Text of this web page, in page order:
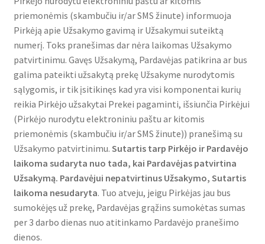
priemonėmis (skambučiu ir/ar SMS žinute) informuoja
Pirkėją apie Užsakymo gavimą ir Užsakymui suteiktą
numerį. Toks pranešimas dar nėra laikomas Užsakymo
patvirtinimu. Gavęs Užsakymą, Pardavėjas patikrina ar bus
galima pateikti užsakytą prekę Užsakyme nurodytomis
sąlygomis, ir tik įsitikinęs kad yra visi komponentai kurių
reikia Pirkėjo užsakytai Prekei pagaminti, išsiunčia Pirkėjui
(Pirkėjo nurodytu elektroniniu paštu ar kitomis
priemonėmis (skambučiu ir/ar SMS žinute)) pranešimą su
Užsakymo patvirtinimu. Sutartis tarp Pirkėjo ir Pardavėjo
laikoma sudaryta nuo tada, kai Pardavėjas patvirtina
Užsakymą. Pardavėjui nepatvirtinus Užsakymo, Sutartis
laikoma nesudaryta. Tuo atveju, jeigu Pirkėjas jau bus
sumokėjęs už prekę, Pardavėjas grąžins sumokėtas sumas
per 3 darbo dienas nuo atitinkamo Pardavėjo pranešimo
dienos.